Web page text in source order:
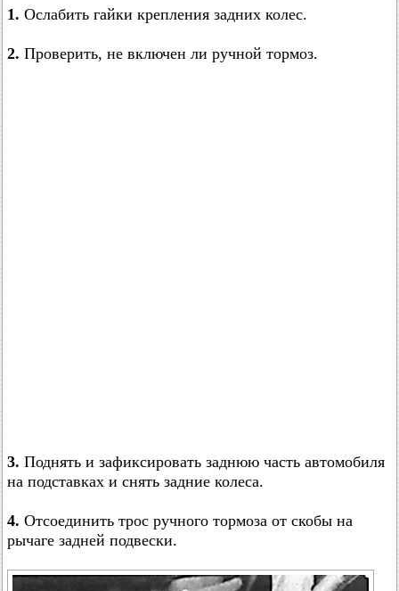
1. Ослабить гайки крепления задних колес.
2. Проверить, не включен ли ручной тормоз.
3. Поднять и зафиксировать заднюю часть автомобиля
на подставках и снять задние колеса.
4. Отсоединить трос ручного тормоза от скобы на
рычаге задней подвески.